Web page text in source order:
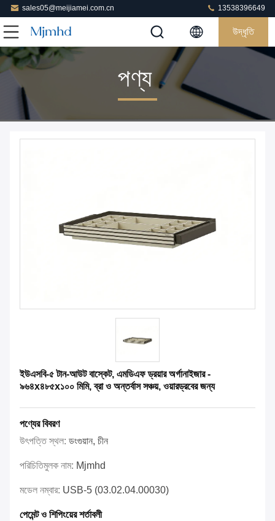
sales05@meijiamei.com.cn 13538396649
উদ্ধৃতি
পণ্য
ইউএসবি-৫ টান-আউট বাস্কেট, এমডিএফ ড্রয়ার অর্গানাইজার -
৯৬৪x৪৮৫x১০০ মিমি, ব্রা ও অন্তর্বাস সঞ্চয়, ওয়ারড্রবের জন্য
পণ্যের বিবরণ
উৎপত্তি স্থল: ডংগুয়ান, চীন
পরিচিতিমুলক নাম: Mjmhd
মডেল নম্বার: USB-5 (03.02.04.00030)
পেমেন্ট ও শিপিংয়ের শর্তাবলী